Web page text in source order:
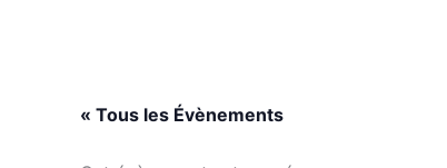
« Tous les Évènements